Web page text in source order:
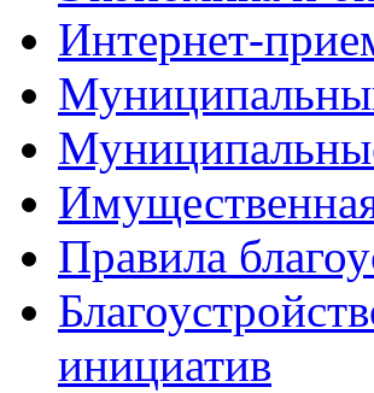
Интернет-
Правила
инициатив